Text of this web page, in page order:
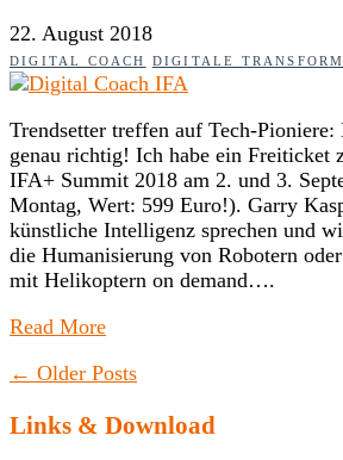
22. August 2018
DIGITAL COACH DIGITALE
Trendsetter treffen auf Tech-
genau richtig! Ich habe ein Freiticket
IFA+ Summit 2018 am 2. und 3.
Montag, Wert: 599 Euro!). Garry
künstliche Intelligenz sprechen und
die Humanisierung von Robotern
mit Helikoptern on demand….
Read More
← Older Posts
Links & Download